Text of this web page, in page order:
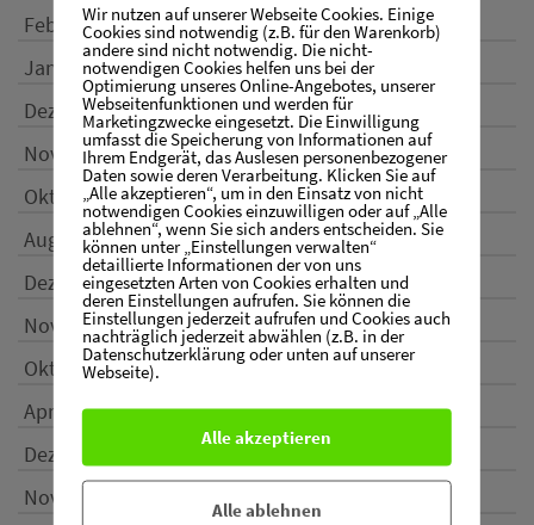
Februar 2017
Januar 2017
Dezember 2016
November 2016
Oktober 2016
August 2016
Dezember 2015
November 2015
Oktober 2015
April 2015
Dezember 2014
November 2013
Wir nutzen auf unserer Webseite Cookies. Einige
Cookies sind notwendig (z.B. für den Warenkorb)
andere sind nicht notwendig. Die nicht-
notwendigen Cookies helfen uns bei der
Optimierung unseres Online-Angebotes, unserer
Webseitenfunktionen und werden für
Marketingzwecke eingesetzt. Die Einwilligung
umfasst die Speicherung von Informationen auf
Ihrem Endgerät, das Auslesen personenbezogener
Daten sowie deren Verarbeitung. Klicken Sie auf
„Alle akzeptieren“, um in den Einsatz von nicht
notwendigen Cookies einzuwilligen oder auf „Alle
ablehnen“, wenn Sie sich anders entscheiden. Sie
können unter „Einstellungen verwalten“
detaillierte Informationen der von uns
eingesetzten Arten von Cookies erhalten und
deren Einstellungen aufrufen. Sie können die
Einstellungen jederzeit aufrufen und Cookies auch
nachträglich jederzeit abwählen (z.B. in der
Datenschutzerklärung oder unten auf unserer
Webseite).
Alle akzeptieren
Alle ablehnen